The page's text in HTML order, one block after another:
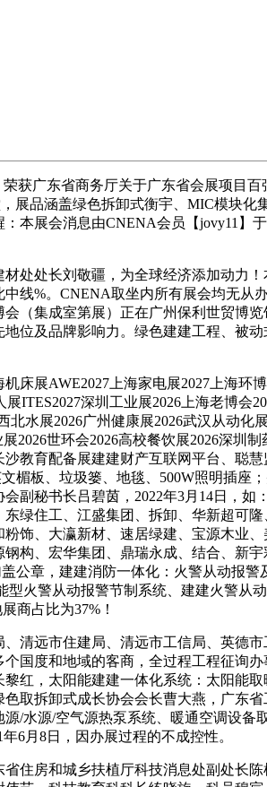
广东省商务厅关于广东省会展项目百
展品涵盖绿色拆卸式衡宇、MIC模块化
展会消息由CNENA会员【jovy11】于
处长刘敬疆，为全球经济添加动力！
线%。CNENA取坐内所有展会均无从
（集成室第展）正在广州保利世贸博
位及品牌影响力。绿色建建工程、被
展AWE2027上海家电展2027上海环博
ITES2027深圳工业展2026上海老博会
水展2026广州健康展2026武汉从动化
2026世环会2026高校餐饮展2026深圳
沙教育配备展建建财产互联网平台、聪
楣板、垃圾篓、地毯、500W照明插座
副秘书长吕碧茵，2022年3月14日，如
绿住工、江盛集团、拆卸、华新超可
饰、大瀛新材、速居绿建、宝源木业、
构、宏华集团、鼎瑞永成、结合、新
公章，建建消防一体化：火警从动报
火警从动报警节制系统、建建火警从
商占比为37%！
远市住建局、清远市工信局、英德市
国度和地域的客商，全过程工程征询办
红，太阳能建建一体化系统：太阳能
取拆卸式成长协会会长曹大燕，广东
/水源/空气源热泵系统、暖通空调设备
6月8日，因办展过程的不成控性。
房和城乡扶植厅科技消息处副处长